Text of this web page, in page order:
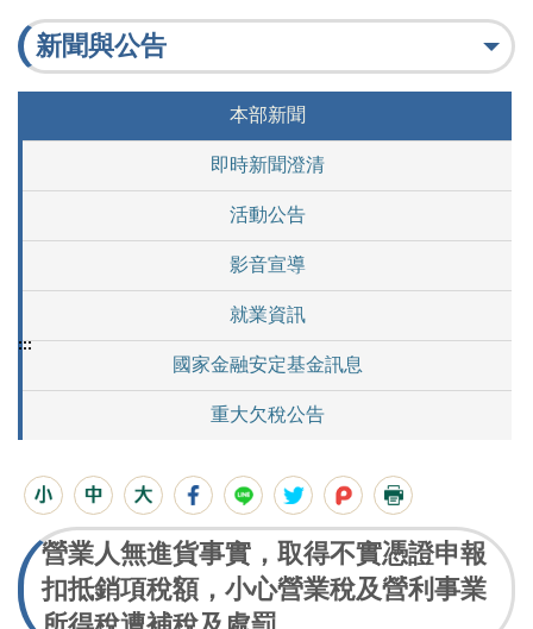
新聞與公告
本部新聞
即時新聞澄清
活動公告
影音宣導
就業資訊
國家金融安定基金訊息
重大欠稅公告
:::
營業人無進貨事實，取得不實憑證申報
扣抵銷項稅額，小心營業稅及營利事業